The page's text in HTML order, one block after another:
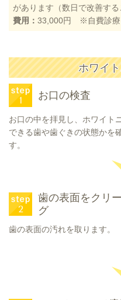
があります（数日で改善する
費用： 33,000円 ※自費診療
ホワイ
お口の検査
お口の中を拝見し、ホワイト
できる歯や歯ぐきの状態かを
す。
歯の表面をクリ
グ
歯の表面の汚れを取ります。